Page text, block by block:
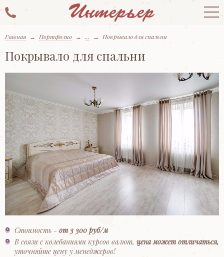
Главная → Портфолио → ... → Покрывало для спальни
Покрывало для спальни
Стоимость -от 3 300 руб/м
В связи с колебаниями курсов валют,цена может отличаться,
уточняйте цену у менеджеров!